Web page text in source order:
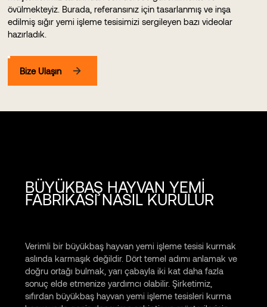
övülmekteyiz. Burada, referansınız için tasarlanmış ve inşa
edilmiş sığır yemi işleme tesisimizi sergileyen bazı videolar
hazırladık.
Bize Ulaşın
BÜYÜKBAŞ HAYVAN YEMİ
FABRİKASI NASIL KURULUR
Verimli bir büyükbaş hayvan yemi işleme tesisi kurmak
aslında karmaşık değildir. Dört temel adımı anlamak ve
doğru ortağı bulmak, yarı çabayla iki kat daha fazla
sonuç elde etmenize yardımcı olabilir. Şirketimiz,
sıfırdan büyükbaş hayvan yemi işleme tesisleri kurma